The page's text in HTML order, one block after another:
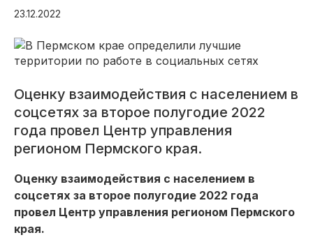
Благоустройство
23.12.2022
Оценку взаимодействия с населением в
соцсетях за второе полугодие 2022
года провел Центр управления
регионом Пермского края.
Оценку взаимодействия с населением в
соцсетях за второе полугодие 2022 года
провел Центр управления регионом Пермского
края.